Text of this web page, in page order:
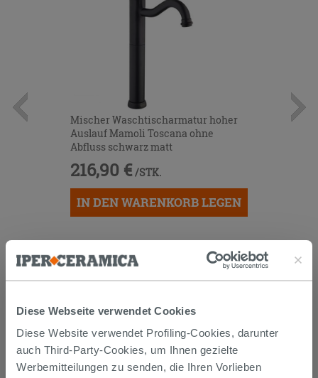
Diese Webseite verwendet Cookies
Diese Website verwendet Profiling-Cookies, darunter
auch Third-Party-Cookies, um Ihnen gezielte
Werbemitteilungen zu senden, die Ihren Vorlieben
Mischer Waschtischarmatur hoher
Auslauf Mamoli Toscana ohne
Abfluss schwarz matt
216,90 € /STK.
IN DEN WARENKORB LEGEN
Versand